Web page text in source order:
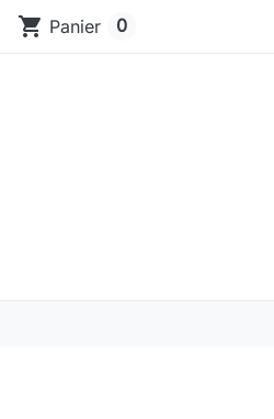
shopping_cart Panier 0